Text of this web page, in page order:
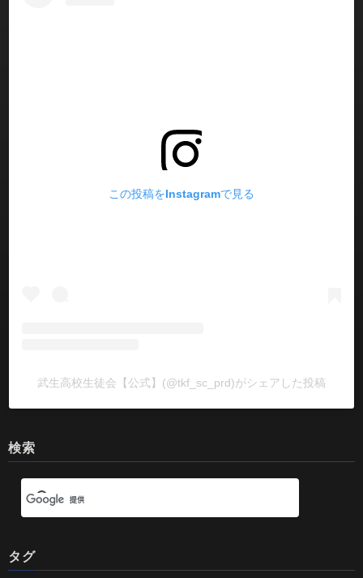
この投稿をInstagramで見る
武生高校生徒会【公式】(@tkf_sc_prd)がシェアした投稿
検索
タグ